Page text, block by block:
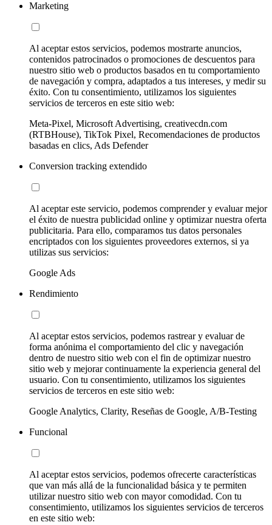
Marketing
Al aceptar estos servicios, podemos mostrarte anuncios,
contenidos patrocinados o promociones de descuentos para
nuestro sitio web o productos basados en tu comportamiento
de navegación y compra, adaptados a tus intereses, y medir su
éxito. Con tu consentimiento, utilizamos los siguientes
servicios de terceros en este sitio web:
Meta-Pixel, Microsoft Advertising, creativecdn.com
(RTBHouse), TikTok Pixel, Recomendaciones de productos
basadas en clics, Ads Defender
Conversion tracking extendido
Al aceptar este servicio, podemos comprender y evaluar mejor
el éxito de nuestra publicidad online y optimizar nuestra oferta
publicitaria. Para ello, comparamos tus datos personales
encriptados con los siguientes proveedores externos, si ya
utilizas sus servicios:
Google Ads
Rendimiento
Al aceptar estos servicios, podemos rastrear y evaluar de
forma anónima el comportamiento del clic y navegación
dentro de nuestro sitio web con el fin de optimizar nuestro
sitio web y mejorar continuamente la experiencia general del
usuario. Con tu consentimiento, utilizamos los siguientes
servicios de terceros en este sitio web:
Google Analytics, Clarity, Reseñas de Google, A/B-Testing
Funcional
Al aceptar estos servicios, podemos ofrecerte características
que van más allá de la funcionalidad básica y te permiten
utilizar nuestro sitio web con mayor comodidad. Con tu
consentimiento, utilizamos los siguientes servicios de terceros
en este sitio web: